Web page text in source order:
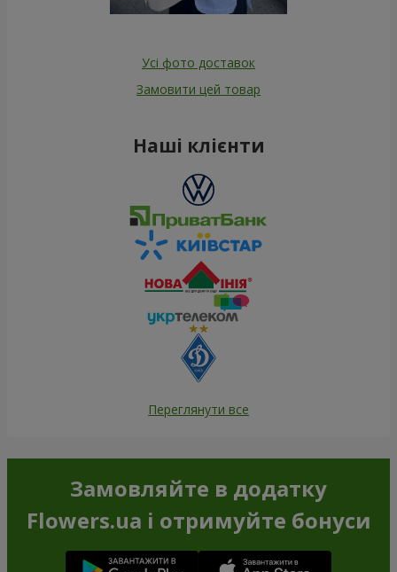
Усі фото доставок
Замовити цей товар
Наші клієнти
Переглянути все
Замовляйте в додатку
Flowers.ua і отримуйте бонуси